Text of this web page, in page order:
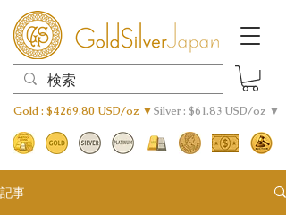
Gold : $4269.80 USD/oz ▼Silver : $61.83 USD/oz ▼
記事